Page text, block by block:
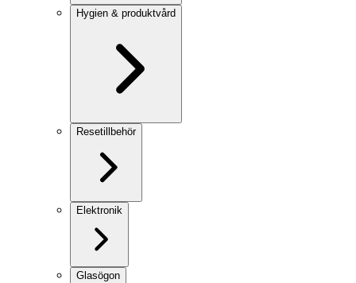
Hygien & produktvård
Resetillbehör
Elektronik
Glasögon